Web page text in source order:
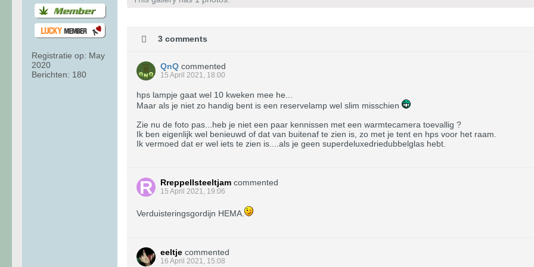
Registratie op: May
2020
Berichten: 180
3 comments
QnQ commented
15 April 2021, 18:00
hps lampje gaat wel 10 kweken mee he...
Maar als je niet zo handig bent is een reservelamp wel slim misschien
Zie nu de foto pas...heb je niet een paar kennissen met een warmtecamera toevallig ?
Ik ben eigenlijk wel benieuwd of dat van buitenaf te zien is, zo met je tent en hps voor het raam.
Ik vermoed dat er wel iets te zien is....als je geen superdeluxedriedubbelglas hebt.
Rreppellsteeltjam commented
15 April 2021, 19:06
Verduisteringsgordijn HEMA.
eeltje commented
16 April 2021, 15:08